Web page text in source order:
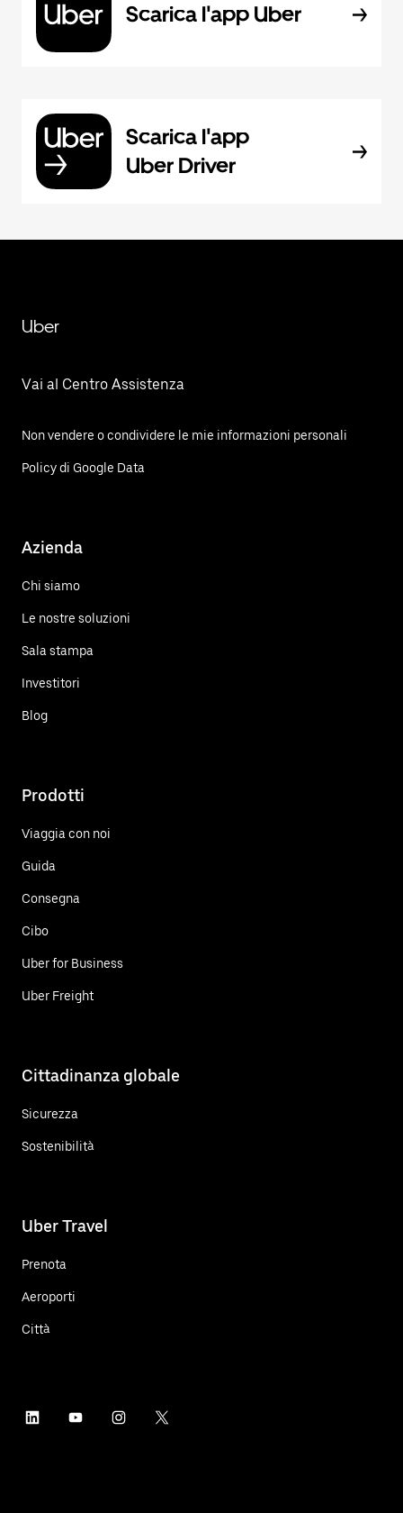
Scarica l'app Uber
Scarica l'app
Uber Driver
Uber
Vai al Centro Assistenza
Non vendere o condividere le mie informazioni personali
Policy di Google Data
Azienda
Chi siamo
Le nostre soluzioni
Sala stampa
Investitori
Blog
Prodotti
Viaggia con noi
Guida
Consegna
Cibo
Uber for Business
Uber Freight
Cittadinanza globale
Sicurezza
Sostenibilità
Uber Travel
Prenota
Aeroporti
Città